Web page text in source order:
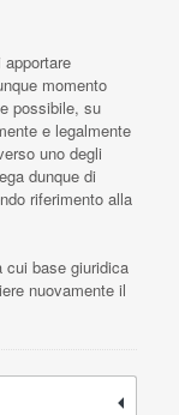
momento
possibile, su
e legalmente
uno degli
dunque di
riferimento alla
cui base giuridica
nuovamente il